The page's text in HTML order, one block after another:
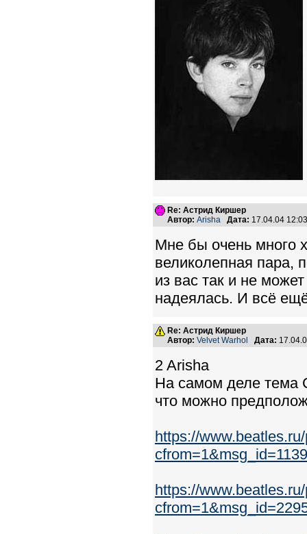
Re: Астрид Киршер
Автор: Arisha Дата: 17.04.04
Мне бы очень много
великолепная пара,
из вас так и не
надеялась. И всё
Re: Астрид Киршер
Автор: Velvet Warhol Дата:
2 Arisha
На самом деле тема
что можно
https://
https://